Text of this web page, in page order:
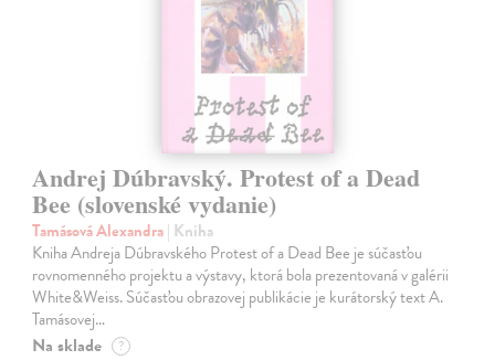
Andrej Dúbravský. Protest of a Dead
Bee (slovenské vydanie)
Tamásová Alexandra| Kniha
Kniha Andreja Dúbravského Protest of a Dead Bee je súčasťou
rovnomenného projektu a výstavy, ktorá bola prezentovaná v galérii
White&Weiss. Súčasťou obrazovej publikácie je kurátorský text A.
Tamásovej…
Na sklade ?